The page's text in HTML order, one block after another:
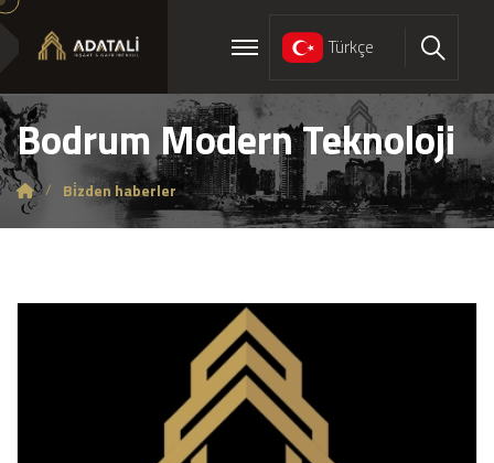
Türkçe Ara
Bodrum Modern Teknoloji
Bi̇zden haberler